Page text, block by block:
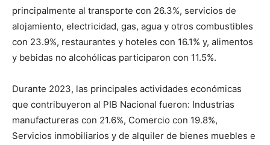
principalmente al transporte con 26.3%, servicios de
alojamiento, electricidad, gas, agua y otros combustibles
con 23.9%, restaurantes y hoteles con 16.1% y, alimentos
y bebidas no alcohólicas participaron con 11.5%.
Durante 2023, las principales actividades económicas
que contribuyeron al PIB Nacional fueron: Industrias
manufactureras con 21.6%, Comercio con 19.8%,
Servicios inmobiliarios y de alquiler de bienes muebles e